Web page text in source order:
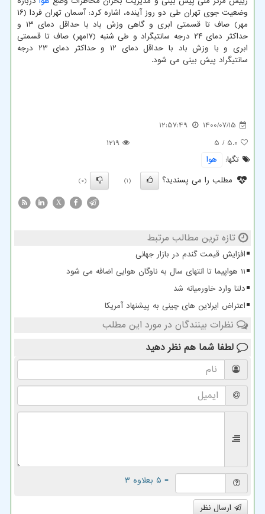
وضعیت جوی تهران طی دو روز آینده، اشاره کرد: آسمان تهران فردا (۱۶
مهر) صاف تا قسمتی ابری و گاهی وزش باد با حداقل دمای ۱۳ و
حداکثر دمای ۲۴ درجه سانتیگراد و طی شنبه (۱۷مهر) صاف تا قسمتی
ابری و با وزش باد با حداقل دمای ۱۲ و حداکثر دمای ۲۳ درجه
سانتیگراد پیش بینی می شود.
1400/07/15
12:57:49
5.0
/ 5
1219
تگها:
هوا
مطلب را می پسندید؟
(1)
(0)
X
تازه ترین مطالب مرتبط
افزایش قیمت گندم در بازار جهانی
11 هواپیما تا انتهای سال به ناوگان هوایی اضافه می شود
دلتا وارد خاورمیانه شد
اعتراض ایرلاین های چینی به پیشنهاد آمریکا
نظرات بینندگان در مورد این مطلب
لطفا شما هم نظر دهید
= ۵ بعلاوه ۳
ارسال نظر